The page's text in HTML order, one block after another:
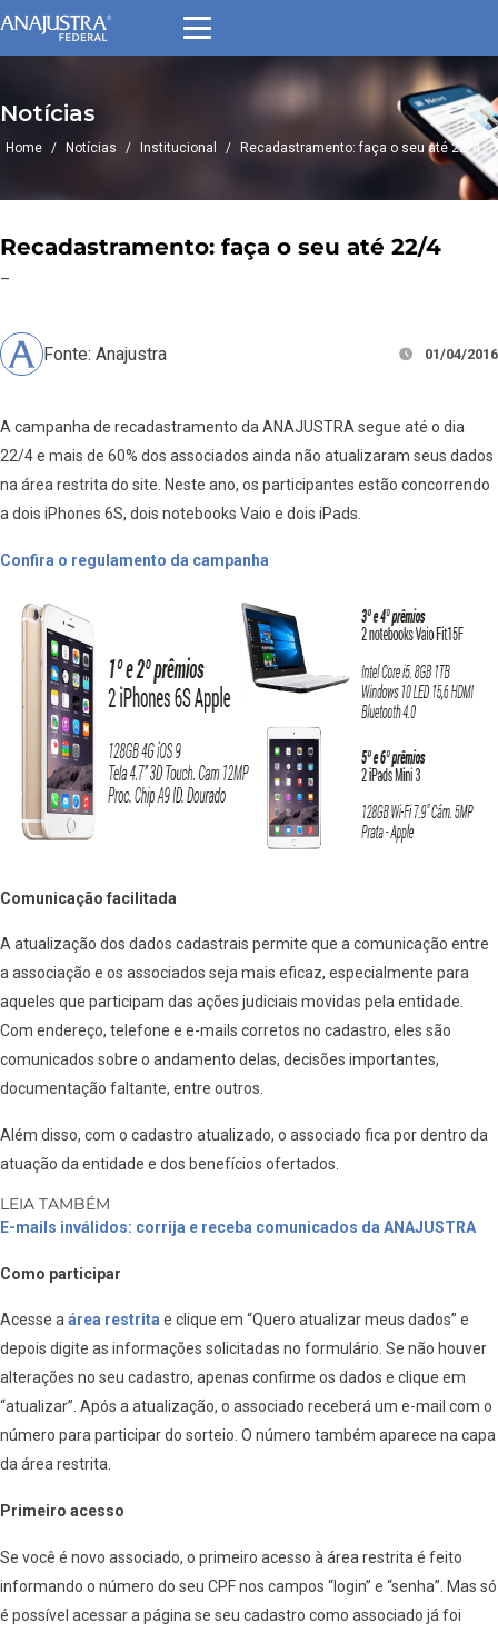
Notícias
Home / Notícias / Institucional / Recadastramento: faça o seu até 22/4
Recadastramento: faça o seu até 22/4
–
Fonte: Anajustra 01/04/2016
A campanha de recadastramento da ANAJUSTRA segue até o dia
22/4 e mais de 60% dos associados ainda não atualizaram seus dados
na área restrita do site. Neste ano, os participantes estão concorrendo
a dois iPhones 6S, dois notebooks Vaio e dois iPads.
Confira o regulamento da campanha
Comunicação facilitada
A atualização dos dados cadastrais permite que a comunicação entre
a associação e os associados seja mais eficaz, especialmente para
aqueles que participam das ações judiciais movidas pela entidade.
Com endereço, telefone e e-mails corretos no cadastro, eles são
comunicados sobre o andamento delas, decisões importantes,
documentação faltante, entre outros.
Além disso, com o cadastro atualizado, o associado fica por dentro da
atuação da entidade e dos benefícios ofertados.
LEIA TAMBÉM
E-mails inválidos: corrija e receba comunicados da ANAJUSTRA
Como participar
Acesse aárea restrita e clique em “Quero atualizar meus dados” e
depois digite as informações solicitadas no formulário. Se não houver
alterações no seu cadastro, apenas confirme os dados e clique em
“atualizar”. Após a atualização, o associado receberá um e-mail com o
número para participar do sorteio. O número também aparece na capa
da área restrita.
Primeiro acesso
Se você é novo associado, o primeiro acesso à área restrita é feito
informando o número do seu CPF nos campos “login” e “senha”. Mas só
é possível acessar a página se seu cadastro como associado já foi